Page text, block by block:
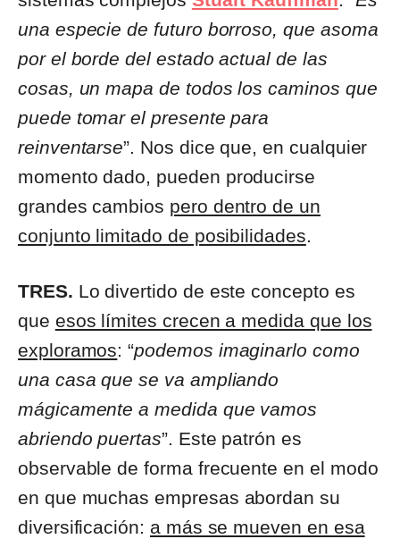
una especie de futuro borroso, que asoma
por el borde del estado actual de las
cosas, un mapa de todos los caminos que
puede tomar el presente para
reinventarse”. Nos dice que, en cualquier
momento dado, pueden producirse
grandes cambios pero dentro de un
conjunto limitado de posibilidades.
TRES. Lo divertido de este concepto es
que esos límites crecen a medida que los
exploramos: “podemos imaginarlo como
una casa que se va ampliando
mágicamente a medida que vamos
abriendo puertas”. Este patrón es
observable de forma frecuente en el modo
en que muchas empresas abordan su
diversificación: a más se mueven en esa